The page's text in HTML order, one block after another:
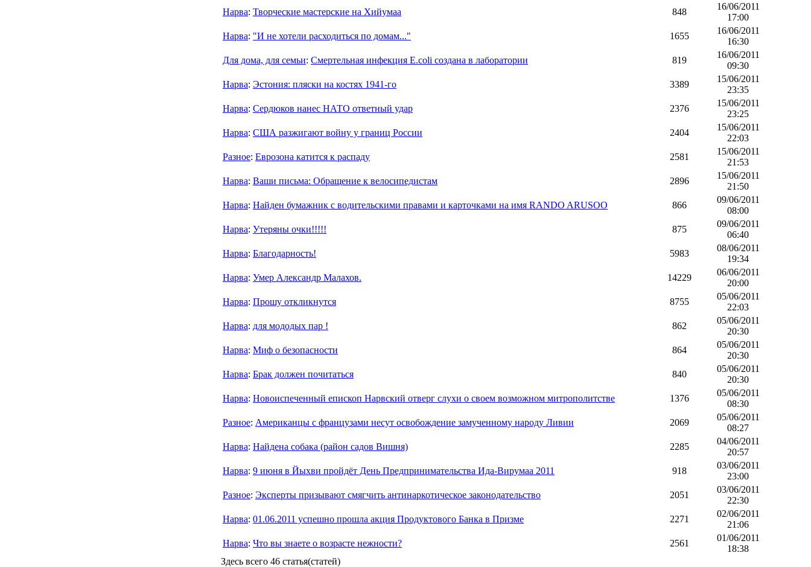
Нарва: Творческие мастерские на Хийумаа 848
16/06/2011
17:00
Нарва: "И не хотели расходиться по домам..." 1655
16/06/2011
16:30
Для дома, для семьи: Смертельная инфекция E.coli создана в лаборатории 819
16/06/2011
09:30
Нарва: Эстония: пляски на костях 1941-го 3389
15/06/2011
23:35
Нарва: Сердюков нанес НАТО ответный удар 2376
15/06/2011
23:25
Нарва: США разжигают войну у границ России 2404
15/06/2011
22:03
Разное: Еврозона катится к распаду 2581
15/06/2011
21:53
Нарва: Ваши письма: Обращение к велосипедистам 2896
15/06/2011
21:50
Нарва: Найден бумажник с водительскими правами и карточками на имя RANDO ARUSOO 866
09/06/2011
08:00
Нарва: Утеряны очки!!!!! 875
09/06/2011
06:40
Нарва: Благодарность! 5983
08/06/2011
19:34
Нарва: Умер Александр Малахов. 14229
06/06/2011
20:00
Нарва: Прошу откликнутся 8755
05/06/2011
22:03
Нарва: для мододых пар ! 862
05/06/2011
20:30
Нарва: Миф о безопасности 864
05/06/2011
20:30
Нарва: Брак должен почитаться 840
05/06/2011
20:30
Нарва: Новоиспеченный епископ Нарвский отверг слухи о своем возможном митрополитстве 1376
05/06/2011
08:30
Разное: Американцы с французами несут освобождение замученному народу Ливии 2069
05/06/2011
08:27
Нарва: Найдена собака (район садов Вишня) 2285
04/06/2011
20:57
Нарва: 9 июня в Йыхви пройдёт День Предпринимательства Ида-Вирумаа 2011 918
03/06/2011
23:00
Разное: Эксперты призывают смягчить антинаркотическое законодательство 2051
03/06/2011
22:30
Нарва: 01.06.2011 успешно прошла акция Продуктового Банка в Призме 2271
02/06/2011
21:06
Нарва: Что вы знаете о возрасте нежности? 2561
01/06/2011
18:38
Здесь всего 46 статья(статей)